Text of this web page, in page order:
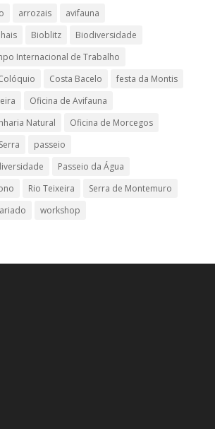
arrozais
avifauna
Bioblitz
Biodiversidade
Internacional de Trabalho
Costa Bacelo
festa da Montis
Oficina de Avifauna
Natural
Oficina de Morcegos
passeio
Passeio da Água
Rio Teixeira
Serra de Montemuro
workshop